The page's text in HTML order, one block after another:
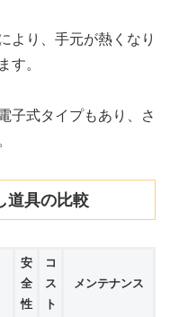
より、手元が熱くなり
す。
子式タイプもあり、さ
道具の比較
安
全
性
コ
ス
ト
メンテナンス